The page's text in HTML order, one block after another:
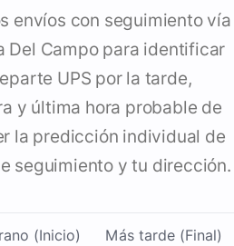
envíos con seguimiento vía
Del Campo para identificar
UPS por la tarde,
y última hora probable de
la predicción individual de
seguimiento y tu dirección.
(Inicio) Más tarde (Final)